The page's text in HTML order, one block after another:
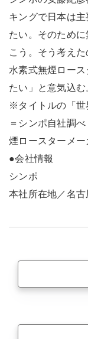
キングで日本は
たい。そのため
こう。そう考え
水素式無煙ロー
たい」と意気込む
※タイトルの「世
＝シンポ自社調
煙ロースターメー
●会社情報
シンポ
本社所在地／名